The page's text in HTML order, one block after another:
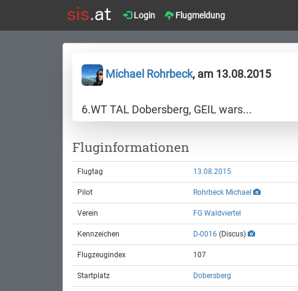
Login Flugmeldung
Michael Rohrbeck, am 13.08.2015
6.WT TAL Dobersberg, GEIL wars...
Fluginformationen
Flugtag 13.08.2015
Pilot Rohrbeck Michael
Verein FG Waldviertel
Kennzeichen D-0016 (Discus)
Flugzeugindex 107
Startplatz Dobersberg